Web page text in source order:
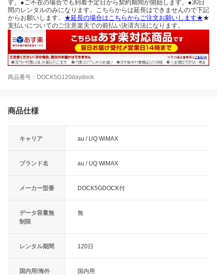
す。●ご不在の場合でも到着予定日から契約期間が開始します。●30日
間のレンタルのみになります。こちらからは延長はできませんので下記
からお願いします。 ★延長の場合はこちらからご注文お願いします★★
支払いについてのご注意楽天での前払い決済方法になります。
商品番号：DOCK5G120daydock
商品仕様
キャリア au / UQ WiMAX
ブランド名 au / UQ WiMAX
メーカー型番 DOCK5GDOCK付
データ容量無
制限
無
レンタル期間 120日
国内用/海外
国内用